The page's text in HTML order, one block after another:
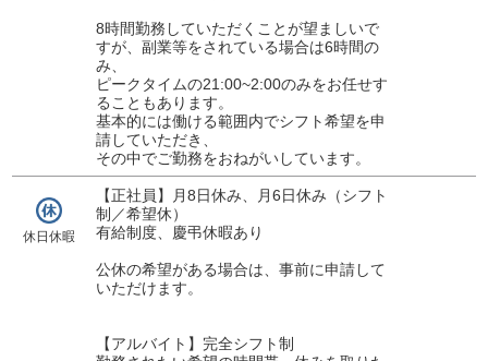
8時間勤務していただくことが望ましいで
すが、副業等をされている場合は6時間の
み、
ピークタイムの21:00~2:00のみをお任せす
ることもあります。
基本的には働ける範囲内でシフト希望を申
請していただき、
その中でご勤務をおねがいしています。
休日休暇
【正社員】月8日休み、月6日休み（シフト
制／希望休）
有給制度、慶弔休暇あり
公休の希望がある場合は、事前に申請して
いただけます。
【アルバイト】完全シフト制